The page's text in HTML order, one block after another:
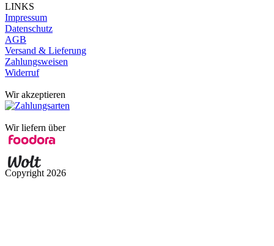
LINKS
Impressum
Datenschutz
AGB
Versand & Lieferung
Zahlungsweisen
Widerruf
Wir akzeptieren
Wir liefern über
Copyright 2026